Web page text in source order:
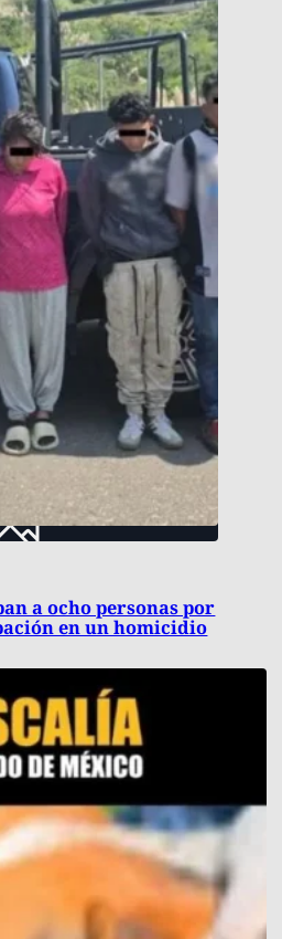
a ocho personas por
en un homicidio